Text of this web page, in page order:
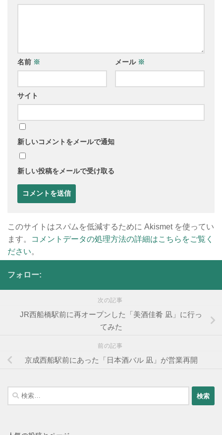
名前 ※ メール ※
サイト
新しいコメントをメールで通知
新しい投稿をメールで受け取る
このサイトはスパムを低減するために Akismet を使ってい
ます。
コメントデータの処理方法の詳細はこちらをご覧く
ださい。
フォロー:
次の記事
JR西船橋駅前に再オープンした「美酒佳肴 凪」に行っ
てみた
前の記事
京成西船駅前にあった「日本酒バル 凪」が営業再開
検
索: